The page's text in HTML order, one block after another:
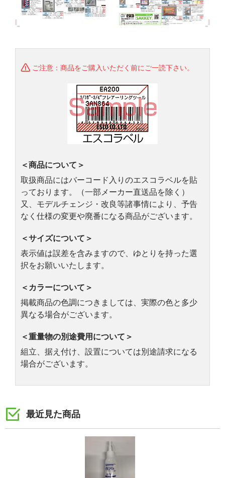
ご注意：商品をご購入いただく前にご一読下さい。
＜商品について＞
取扱商品にはバーコード入りのエスコラベルを貼
っております。（一部メーカー直送品を除く）
又、モデルチェンジ・改良等諸事情により、予告
なく仕様の変更や廃番になる商品がございます。
＜サイズについて＞
表示値は誤差を含みますので、ゆとりを持った選
択をお願いいたします。
＜カラーについて＞
掲載商品の色調につきましては、実際の色と多少
異なる場合がございます。
＜重量物の別途費用について＞
組立、据え付け、設置については別途請求になる
場合がございます。
最近見た商品